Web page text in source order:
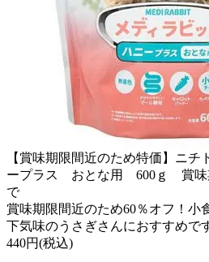
【賞味期限間近のため特価】ニ
ープラス おとな用 600ｇ 賞味
で
賞味期限間近のため60％オフ！小
下気味のうさぎさんにおすすめで
440円(税込)